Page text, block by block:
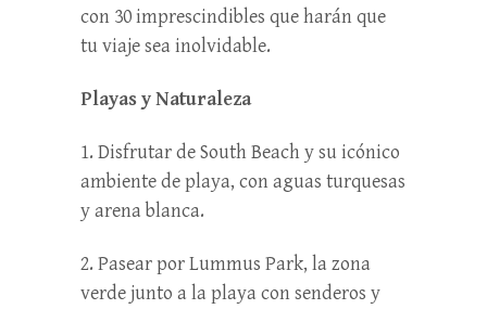
con 30 imprescindibles que harán que
tu viaje sea inolvidable.
Playas y Naturaleza
1. Disfrutar de South Beach y su icónico
ambiente de playa, con aguas turquesas
y arena blanca.
2. Pasear por Lummus Park, la zona
verde junto a la playa con senderos y